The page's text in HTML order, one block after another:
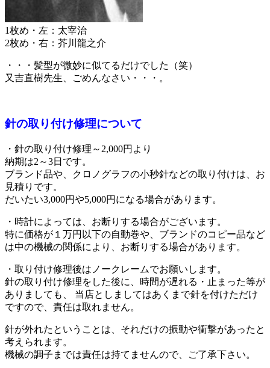
1枚め・左：太宰治
2枚め・右：芥川龍之介
・・・髪型が微妙に似てるだけでした（笑）
又吉直樹先生、ごめんなさい・・・。
針の取り付け修理について
・針の取り付け修理～2,000円より
納期は2～3日です。
ブランド品や、クロノグラフの小秒針などの取り付けは、お
見積りです。
だいたい3,000円や5,000円になる場合があります。
・時計によっては、お断りする場合がございます。
特に価格が１万円以下の自動巻や、ブランドのコピー品など
は中の機械の関係により、お断りする場合があります。
・取り付け修理後はノークレームでお願いします。
針の取り付け修理をした後に、時間が遅れる・止まった等が
ありましても、 当店としましてはあくまで針を付けただけ
ですので、責任は取れません。
針が外れたということは、それだけの振動や衝撃があったと
考えられます。
機械の調子までは責任は持てませんので、ご了承下さい。